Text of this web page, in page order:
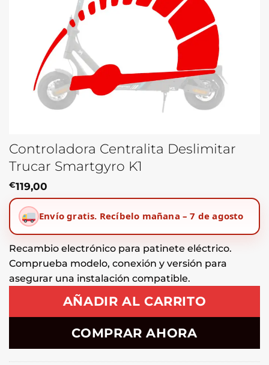
Controladora Centralita Deslimitar
Trucar Smartgyro K1
€119,00
Envío gratis. Recíbelo mañana – 7 de agosto
Recambio electrónico para patinete eléctrico.
Comprueba modelo, conexión y versión para
asegurar una instalación compatible.
AÑADIR AL CARRITO
COMPRAR AHORA